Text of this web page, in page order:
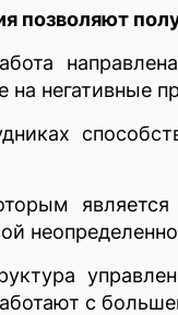
позволяют
негативные
с